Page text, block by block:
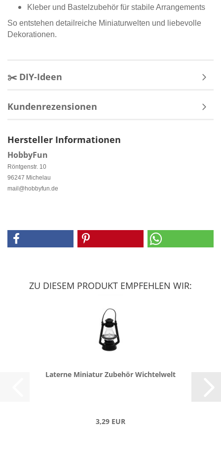
Kleber und Bastelzubehör für stabile Arrangements
So entstehen detailreiche Miniaturwelten und liebevolle
Dekorationen.
✂️ DIY-Ideen
Kundenrezensionen
Hersteller Informationen
HobbyFun
Röntgenstr. 10
96247 Michelau
mail@hobbyfun.de
ZU DIESEM PRODUKT EMPFEHLEN WIR:
La­ter­ne Mi­nia­tur Zu­be­hör Wich­tel­welt
3,29 EUR